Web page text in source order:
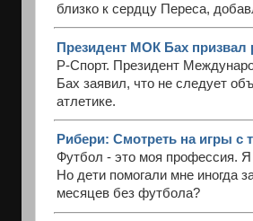
близко к сердцу Переса,
Президент МОК Бах призвал
Р-Спорт. Президент
Бах заявил, что не следует
атлетике.
Рибери: Смотреть на игры с
Футбол - это моя профессия.
Но дети помогали мне иногда
месяцев без футбола?